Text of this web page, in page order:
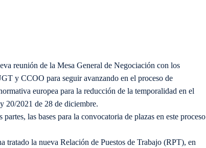
reunión de la Mesa General de Negociación con los
y CCOO para seguir avanzando en el proceso de
europea para la reducción de la temporalidad en el
20/2021 de 28 de diciembre.
las bases para la convocatoria de plazas en este proceso
tratado la nueva Relación de Puestos de Trabajo (RPT), en